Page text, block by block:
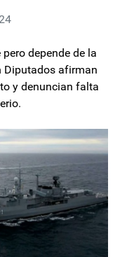
depende de la
Diputados afirman
y denuncian falta